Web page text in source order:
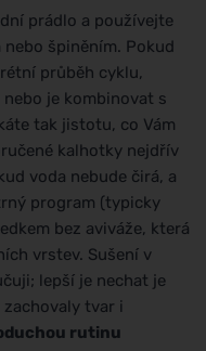
prádlo a používejte
špiněním. Pokud
průběh cyklu,
je kombinovat s
tak jistotu, co Vám
kalhotky nejdřív
voda nebude čirá, a
program (typicky
bez aviváže, která
vrstev. Sušení v
lepší je nechat je
tvar i
rutinu